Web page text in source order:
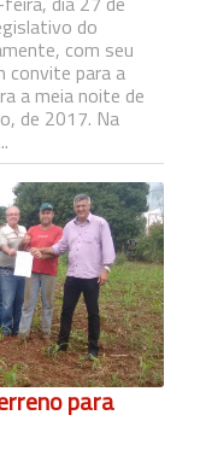
do
com seu
convite para a
a meia noite de
de 2017. Na
para